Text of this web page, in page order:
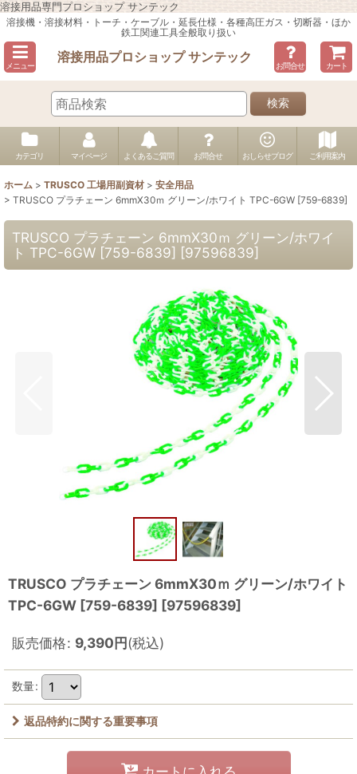
溶接用品専門プロショップ サンテック
溶接機・溶接材料・トーチ・ケーブル・延長仕様・各種高圧ガス・切断器・ほか
鉄工関連工具全般取り扱い
メニュー
溶接用品プロショップ サンテック
お問合せ カート
検索
カテゴリ マイページ よくあるご質問 お問合せ おしらせブログ ご利用案内
ホーム > TRUSCO 工場用副資材 > 安全用品
> TRUSCO プラチェーン 6mmX30ｍ グリーン/ホワイト TPC-6GW [759-6839]
TRUSCO プラチェーン 6mmX30ｍ グリーン/ホワイ
ト TPC-6GW [759-6839] [97596839]
TRUSCO プラチェーン 6mmX30ｍ グリーン/ホワイト
TPC-6GW [759-6839] [97596839]
販売価格: 9,390円(税込)
数量:
返品特約に関する重要事項